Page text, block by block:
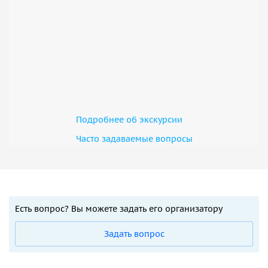
Подробнее об экскурсии
Часто задаваемые вопросы
Есть вопрос? Вы можете задать его организатору
Задать вопрос